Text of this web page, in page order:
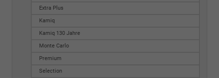
Extra Plus
Kamiq
Kamiq 130 Jahre
Monte Carlo
Premium
Selection